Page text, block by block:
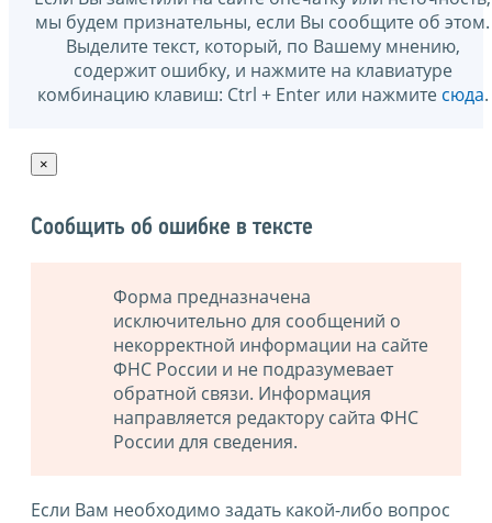
мы будем признательны, если Вы сообщите об этом.
Выделите текст, который, по Вашему мнению,
содержит ошибку, и нажмите на клавиатуре
комбинацию клавиш: Ctrl + Enter или нажмите сюда.
×
Сообщить об ошибке в тексте
Форма предназначена
исключительно для сообщений о
некорректной информации на сайте
ФНС России и не подразумевает
обратной связи. Информация
направляется редактору сайта ФНС
России для сведения.
Если Вам необходимо задать какой-либо вопрос